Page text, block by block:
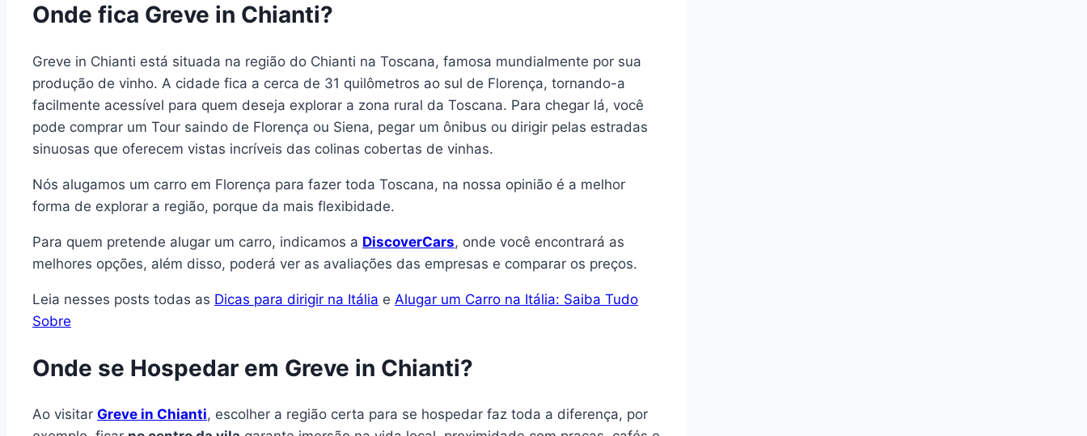
Onde fica Greve in Chianti?
Greve in Chianti está situada na região do Chianti na Toscana, famosa mundialmente por sua
produção de vinho. A cidade fica a cerca de 31 quilômetros ao sul de Florença, tornando-a
facilmente acessível para quem deseja explorar a zona rural da Toscana. Para chegar lá, você
pode comprar um Tour saindo de Florença ou Siena, pegar um ônibus ou dirigir pelas estradas
sinuosas que oferecem vistas incríveis das colinas cobertas de vinhas.
Nós alugamos um carro em Florença para fazer toda Toscana, na nossa opinião é a melhor
forma de explorar a região, porque da mais flexibidade.
Para quem pretende alugar um carro, indicamos a DiscoverCars, onde você encontrará as
melhores opções, além disso, poderá ver as avaliações das empresas e comparar os preços.
Leia nesses posts todas as Dicas para dirigir na Itália e Alugar um Carro na Itália: Saiba Tudo
Sobre
Onde se Hospedar em Greve in Chianti?
Ao visitar Greve in Chianti, escolher a região certa para se hospedar faz toda a diferença, por